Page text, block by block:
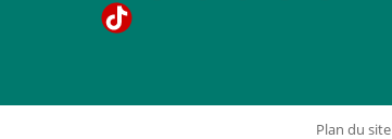
TikTok
Plan du site